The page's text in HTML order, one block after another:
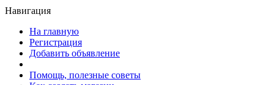
Навигация
На главную
Регистрация
Добавить объявление
Помощь, полезные советы